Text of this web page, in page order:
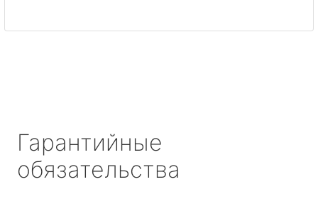
Гарантийные
обязательства